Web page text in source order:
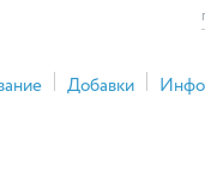
Добавки